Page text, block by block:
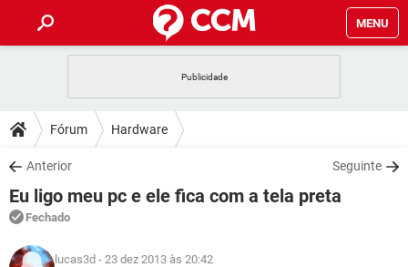
MENU
CELULAR
OUTLOOK
INSTAGRAM GMAIL
GUIA DE COMPRAS
DICAS
JOGOS
OUTLOOK
INSTAGRAM
DOWNLOADS
JOGOS WHATSAPP
CELULAR
OUTLOOK
FÓRUM
JOGOS
GLOSSÁRIO
Fórum Hardware
Anterior Seguinte
Eu ligo meu pc e ele fica com a tela preta
Fechado
lucas3d - 23 dez 2013 às 20:42